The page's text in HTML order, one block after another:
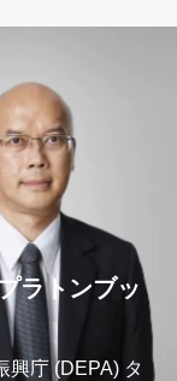
ラトンブッ
興庁 (DEPA) タ